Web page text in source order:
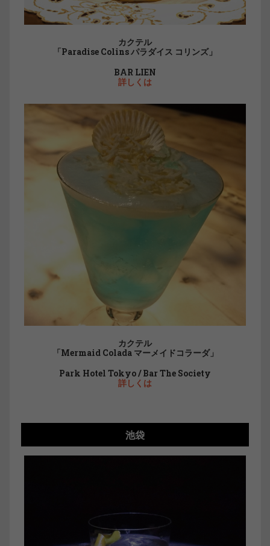
カクテル
「Paradise Colins パラダイス コリンズ」
BAR LIEN
詳しくは
カクテル
「Mermaid Colada マーメイドコラーダ」
Park Hotel Tokyo / Bar The Society
詳しくは
池袋